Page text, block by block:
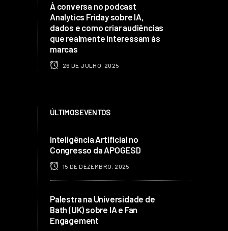
À conversa no podcast
Analytics Friday sobre IA,
dados e como criar audiências
que realmente interessam às
marcas
26 DE JULHO, 2025
ÚLTIMOS EVENTOS
Inteligência Artificial no
Congresso da APOGESD
15 DE DEZEMBRO, 2025
Palestra na Universidade de
Bath (UK) sobre IA e Fan
Engagement